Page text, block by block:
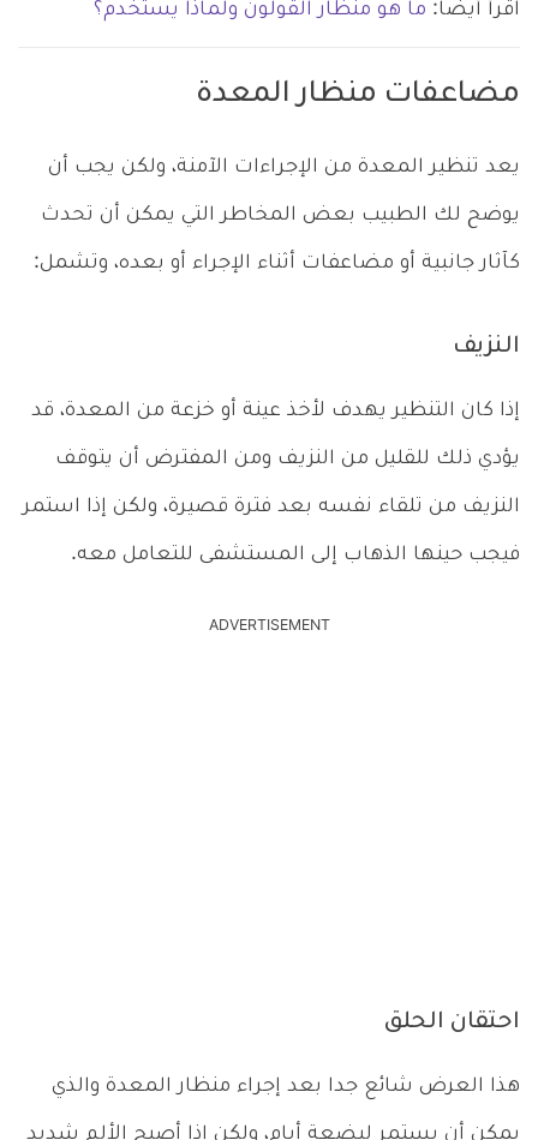
اقرأ أيضا: ما هو منظار القولون ولماذا يستخدم؟
مضاعفات منظار المعدة
يعد تنظير المعدة من الإجراءات الآمنة، ولكن يجب أن
يوضح لك الطبيب بعض المخاطر التي يمكن أن تحدث
كآثار جانبية أو مضاعفات أثناء الإجراء أو بعده، وتشمل:
النزيف
إذا كان التنظير يهدف لأخذ عينة أو خزعة من المعدة، قد
يؤدي ذلك للقليل من النزيف ومن المفترض أن يتوقف
النزيف من تلقاء نفسه بعد فترة قصيرة، ولكن إذا استمر
فيجب حينها الذهاب إلى المستشفى للتعامل معه.
ADVERTISEMENT
احتقان الحلق
هذا العرض شائع جدا بعد إجراء منظار المعدة والذي
يمكن أن يستمر لبضعة أيام، ولكن إذا أصبح الألم شديد